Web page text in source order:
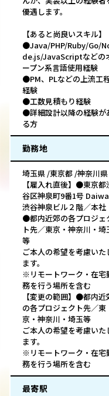
優遇します。
【あると尚良いスキル】
●Java/PHP/Ruby/Go/
de.js/JavaScriptなどの
ープン系言語使用経験
●PM、PLなどの上流工
経験
●工数見積もり経験
●詳細設計以降の経験が
る方
勤務地
埼玉県 /東京都 /神奈川県
【雇入れ直後】●東京都
谷区神泉町9番1号 Daiwa
渋谷神泉ビル２階／本社
●都内近郊の各プロジェ
ト先／東京・神奈川・埼
等
ご本人の希望を考慮いた
ます。
※リモートワーク・在宅
務を行う場所を含む
【変更の範囲】●都内近
の各プロジェクト先／東
京・神奈川・埼玉等
ご本人の希望を考慮いた
ます。
※リモートワーク・在宅
務を行う場所を含む
最寄駅